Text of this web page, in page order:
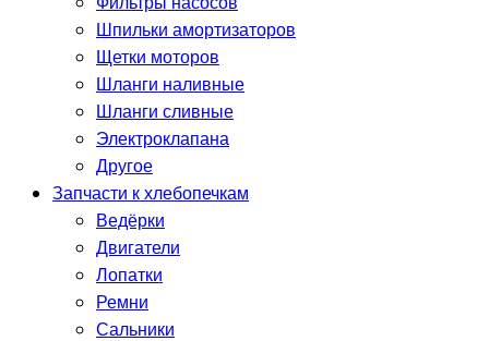
Шпильки амортизаторов
Щетки моторов
Шланги наливные
Шланги сливные
Электроклапана
Другое
Запчасти к хлебопечкам
Ведёрки
Двигатели
Лопатки
Ремни
Сальники